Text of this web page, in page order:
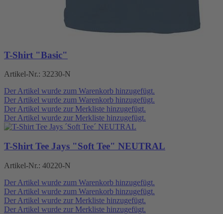
T-Shirt "Basic"
Artikel-Nr.: 32230-N
Der Artikel wurde zum Warenkorb hinzugefügt.
Der Artikel wurde zum Warenkorb hinzugefügt.
Der Artikel wurde zur Merkliste hinzugefügt.
Der Artikel wurde zur Merkliste hinzugefügt.
T-Shirt Tee Jays "Soft Tee" NEUTRAL
Artikel-Nr.: 40220-N
Der Artikel wurde zum Warenkorb hinzugefügt.
Der Artikel wurde zum Warenkorb hinzugefügt.
Der Artikel wurde zur Merkliste hinzugefügt.
Der Artikel wurde zur Merkliste hinzugefügt.